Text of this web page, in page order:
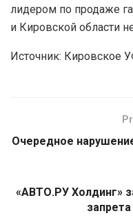
лидером по продаже
и Кировской области
Источник: Кировское
Очередное
«АВТО.РУ Холдинг»